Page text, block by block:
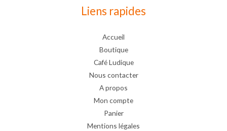
Liens rapides
Accueil
Boutique
Café Ludique
Nous contacter
A propos
Mon compte
Panier
Mentions légales